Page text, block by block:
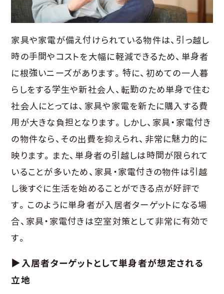
家具や家電が備え付けられている物件は、引っ越し
時の手間やコストを大幅に軽減できるため、単身者
に根強いニーズがあります。特に、初めての一人暮
らしをする学生や新社会人、転勤のため単身で住む
社会人にとっては、家具や家電を新たに購入する費
用が大きな負担となります。しかし、家具・家電付き
の物件なら、その出費を抑えられ、非常に魅力的に
映ります。また、単身者の引越しは時間が限られて
いることが多いため、家具・家電付きの物件は引越
し後すぐに生活を始めることができる点が好評で
す。このように単身者が入居者ターゲットになる場
合、家具・家電付きは空室対策として非常に有効で
す。
▶入居者ターゲットとして単身者が想定される
立地